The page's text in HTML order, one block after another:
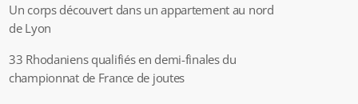
Un corps découvert dans un appartement au nord
de Lyon
33 Rhodaniens qualifiés en demi-finales du
championnat de France de joutes